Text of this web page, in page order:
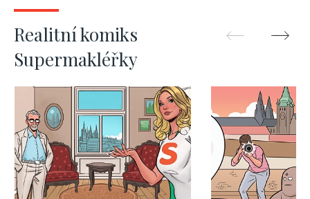
Realitní komiks
Supermakléřky